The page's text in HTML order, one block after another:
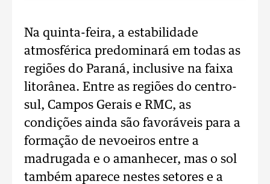
Na quinta-feira, a estabilidade
atmosférica predominará em todas as
regiões do Paraná, inclusive na faixa
litorânea. Entre as regiões do centro-
sul, Campos Gerais e RMC, as
condições ainda são favoráveis para a
formação de nevoeiros entre a
madrugada e o amanhecer, mas o sol
também aparece nestes setores e a